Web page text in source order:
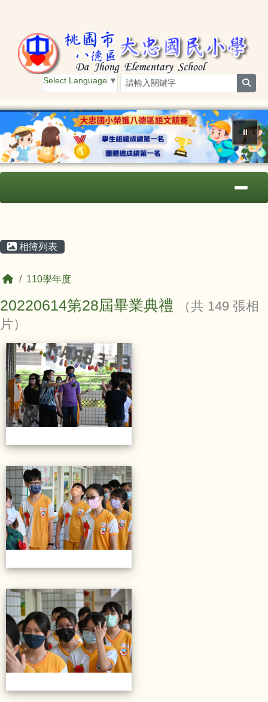
Select Language ▼
⏸
相簿列表
回首頁110學年度
20220614第28屆畢業典禮
（共 149 張相
片）
相簿列表 20220614第28屆畢業典禮
20220614第28屆畢業典禮